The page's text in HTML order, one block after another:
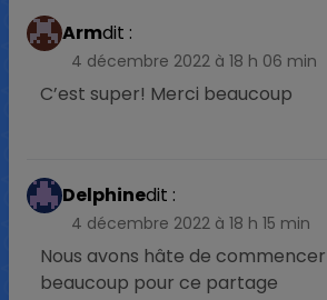
Armdit :
4 décembre 2022 à 18 h 06 min
C’est super! Merci beaucoup
Delphinedit :
4 décembre 2022 à 18 h 15 min
Nous avons hâte de
beaucoup pour ce partage